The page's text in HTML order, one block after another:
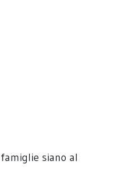
siano al